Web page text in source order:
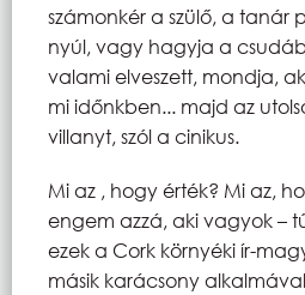
számonkér a szülő, a tanár
nyúl, vagy hagyja a
valami elveszett, mondja,
mi időnkben... majd az
villanyt, szól a cinikus.
Mi az , hogy érték? Mi az,
engem azzá, aki vagyok –
ezek a Cork környéki ír-
másik karácsony